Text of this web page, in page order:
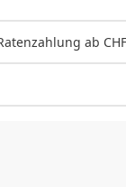
ab